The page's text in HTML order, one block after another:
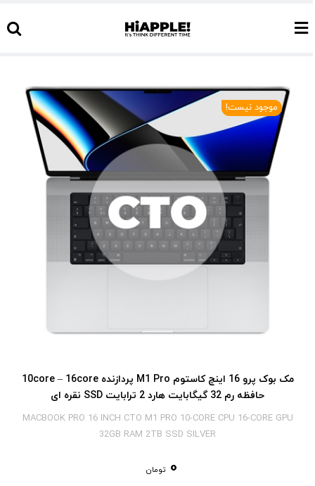
to
موجود نیست!
مک بوک پرو 16 اینچ کاستوم M1 Pro پردازنده 10core – 16core
حافظه رم 32 گیگابایت هارد 2 ترابایت SSD نقره ای
MACBOOK PRO 16 INCH CTO M1 PRO 10-CORE CPU 16-CORE GPU
32GB RAM 2TB SSD SILVER
0 تومان